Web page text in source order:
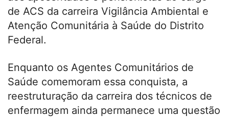
de ACS da carreira Vigilância Ambiental e
Atenção Comunitária à Saúde do Distrito
Federal.
Enquanto os Agentes Comunitários de
Saúde comemoram essa conquista, a
reestruturação da carreira dos técnicos de
enfermagem ainda permanece uma questão